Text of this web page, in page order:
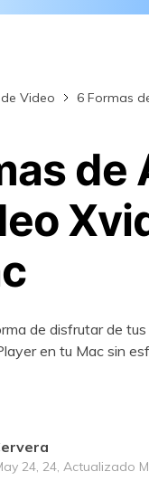
de archivos
Video 6 Formas
de
de disfrutar de
en tu Mac sin
24, 24, Actualizado